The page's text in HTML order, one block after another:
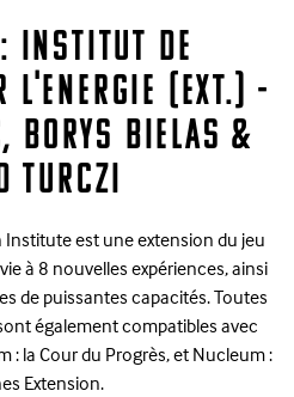
: Institut de
l'Energie (Ext.) -
Borys Bielas &
Turczi
Institute est une extension du jeu
à 8 nouvelles expériences, ainsi
de puissantes capacités. Toutes
également compatibles avec
: la Cour du Progrès, et Nucleum :
Extension.